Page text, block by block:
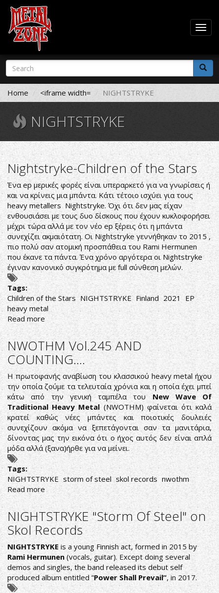
Skip
main
content
Search
form
Search
Home <iframe width= NIGHTSTRYKE
NIGHTSTRYKE
Nightstryke-Children of the Stars
Ένα ep μερικές φορές είναι υπεραρκετό για να γνωρίσεις ή
και να κρίνεις μια μπάντα. Κάτι τέτοιο ισχύει για τους
heavy metallers Nightstryke. Όχι ότι δεν μας είχαν
ενθουσιάσει με τους δυο δίσκους που έχουν κυκλοφορήσει
μέχρι τώρα αλλά με τον νέο ep ξέρεις ότι η μπάντα
συνεχίζει ακμαιότατη. Οι Nightstryke γεννήθηκαν το 2015 ,
πιο πολύ σαν ατομική προσπάθεια του Rami Hermunen
που έκανε τα πάντα. Ένα χρόνο αργότερα οι Nightstryke
έγιναν κανονικό συγκρότημα με full σύνθεση μελών.
Tags:
Children of the Stars NIGHTSTRYKE Finland 2021
EP
heavy metal
Read more about
Nightstryke-
Children
of
the
Stars
NWOTHM Vol.245 AND
COUNTING....
Η πρωτοφανής αναβίωση του κλασσικού heavy metal ήχου
την οποία ζούμε τα τελευταία χρόνια και η οποία έχει μπεί
κάτω από την γενική ταμπέλα τουNew Wave Of
Traditional Heavy Metal (NWOTHM) φαίνεται ότι καλά
κρατεί καθώς νέες μπάντες και ποιοτικές δουλειές
συνεχίζουν ακόμα να ξεπετάγονται σαν τα μανιτάρια,
δίνοντας μας την εικόνα ότι ο ήχος αυτός δεν είναι απλά
μόδα αλλά (ξανα)ήρθε για να μείνει.
Tags:
NIGHTSTRYKE storm of steel skol records nwothm
Read more about
NWOTHM
Vol.245
AND
COUNTING....
NIGHTSTRYKE "Storm Of Steel" on
Skol Records
NIGHTSTRYKE is a young Finnish act, formed in 2015 by
Rami Hermunen (vocals, guitar). Except doing several
demos and singles, the band released its debut self
produced album entitled ”Power Shall Prevail”, in 2017.